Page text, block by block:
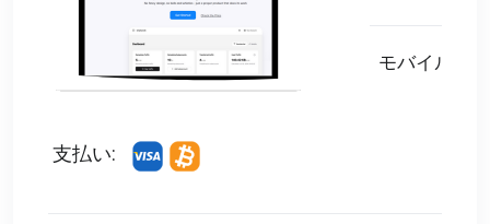
支払い:
モバイルプ